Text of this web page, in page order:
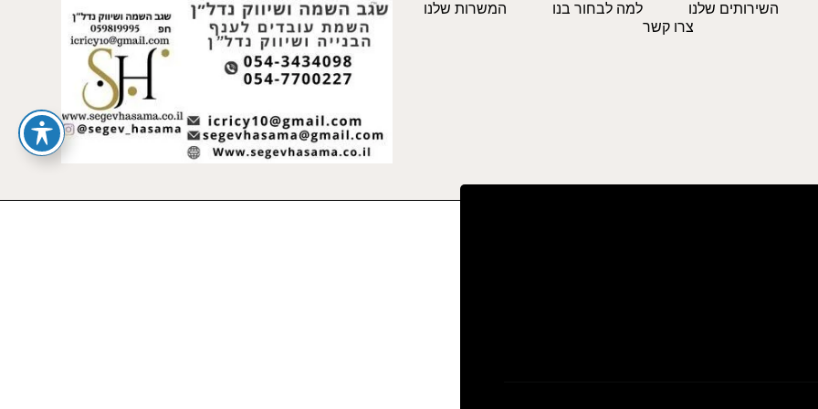
השירותים שלנו למה לבחור בנו
המשרות שלנו
צרו קשר